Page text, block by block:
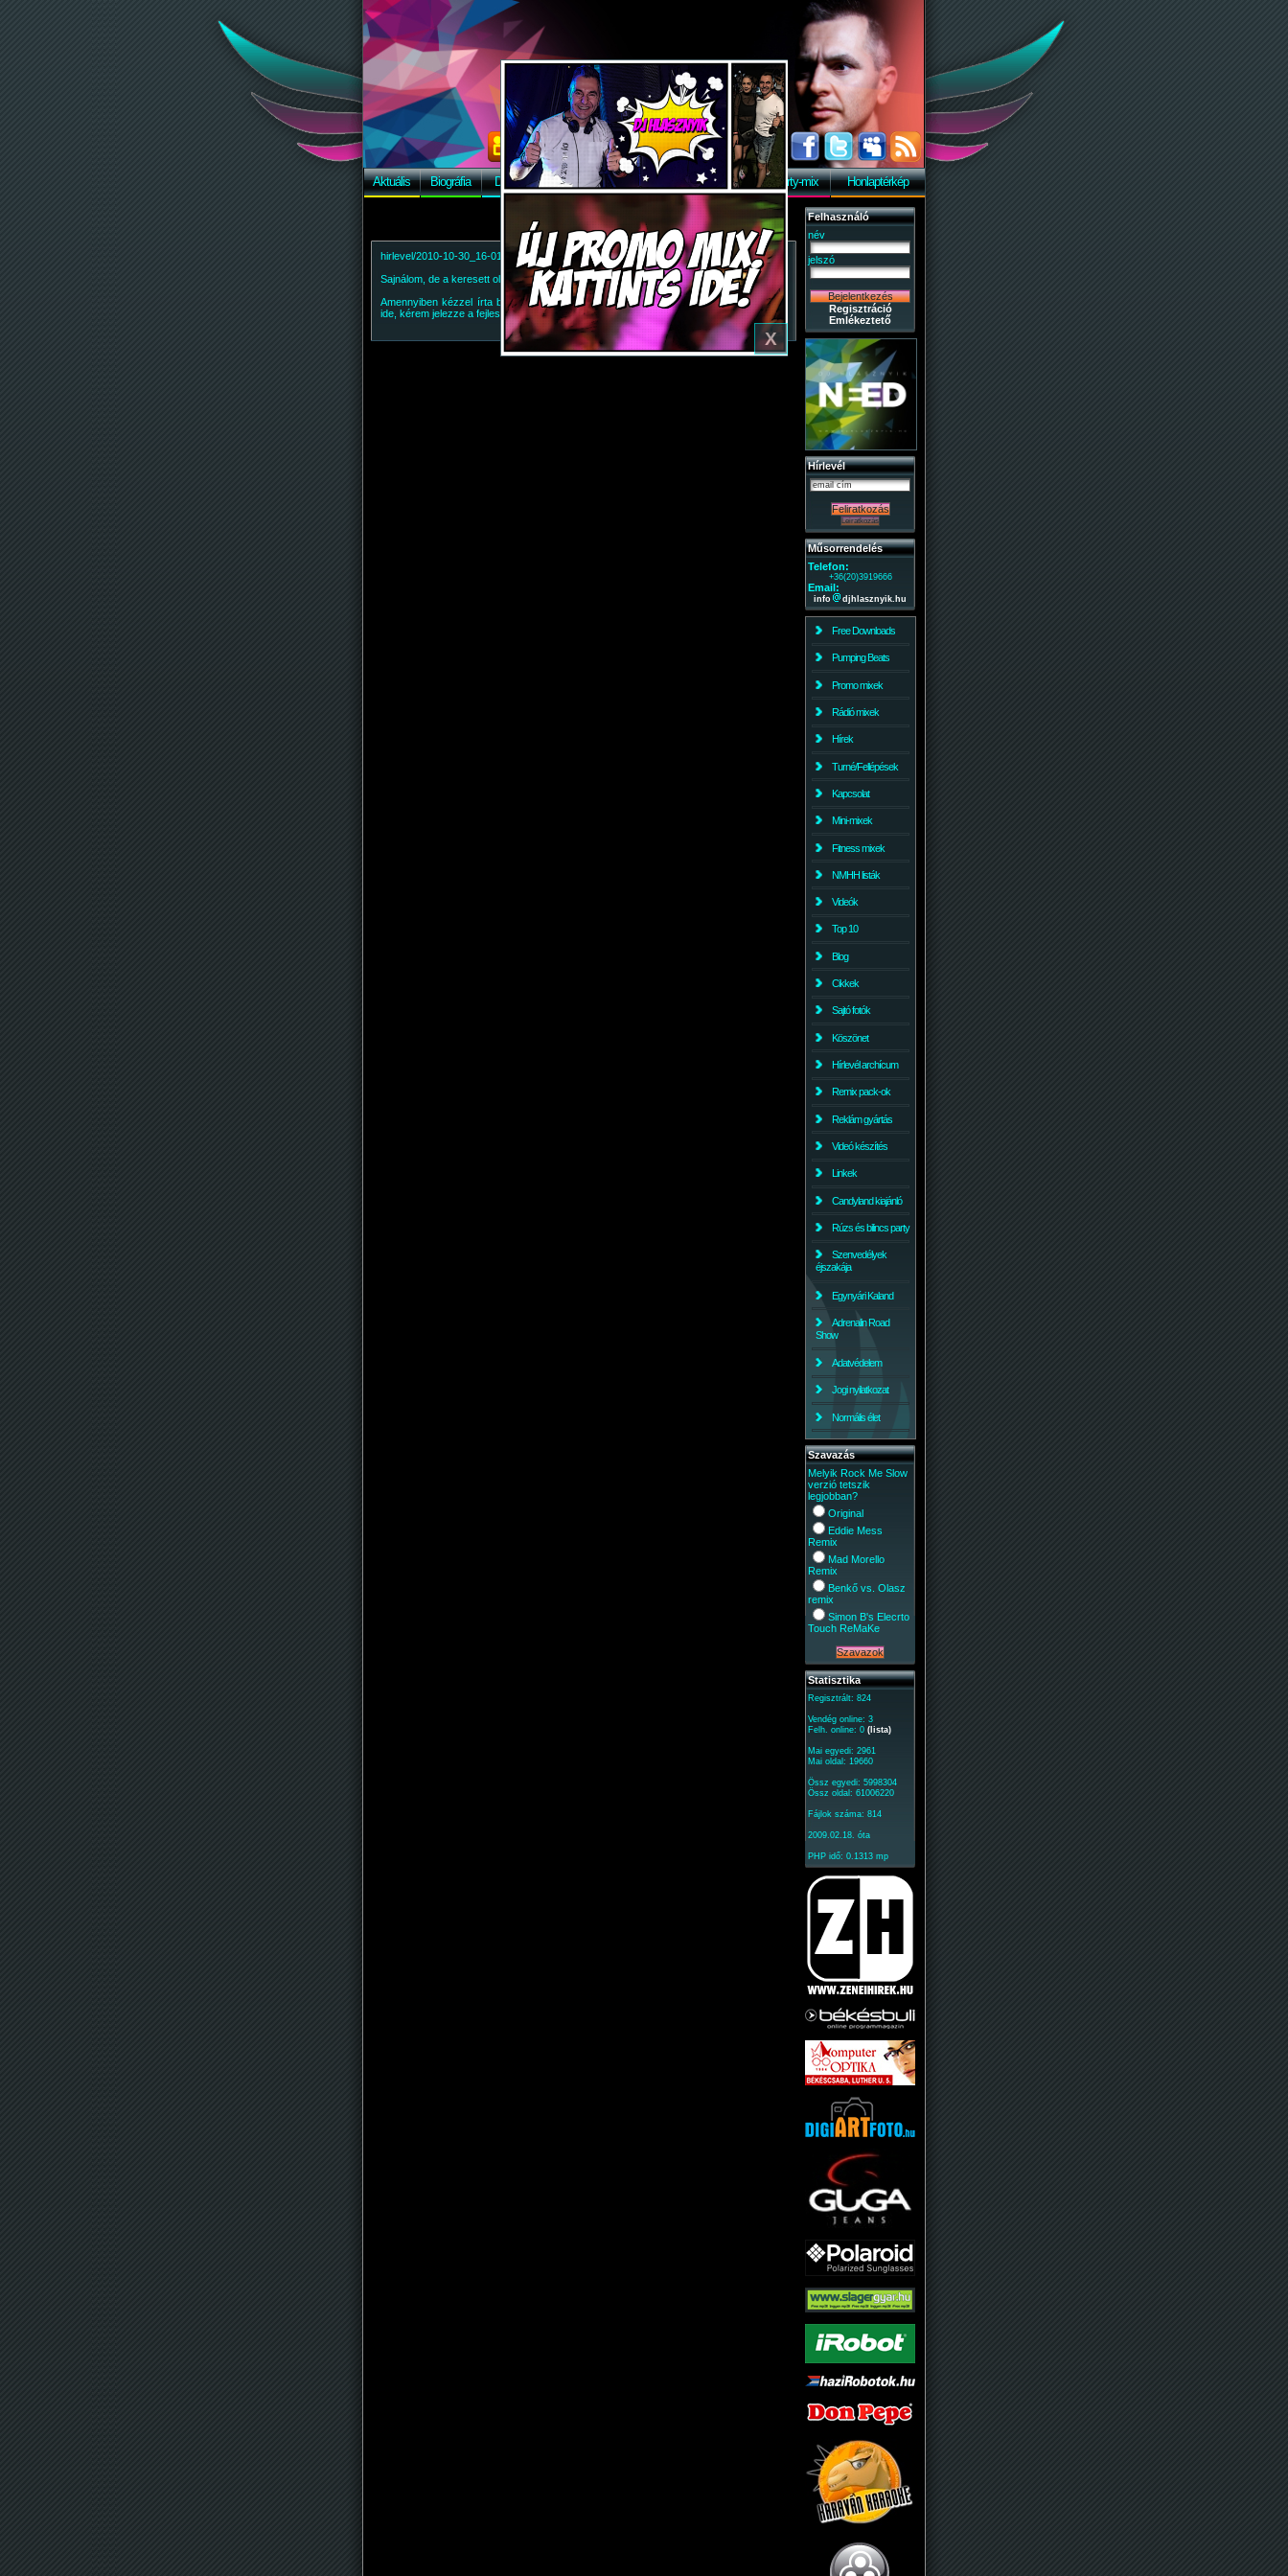
X
Aktuális Biográfia Discográfia Képek Letöltés Vendégkönyv Party-mix Honlaptérkép
hirlevel/2010-10-30_16-01-29.html
Sajnálom, de a keresett oldal nem található a szerveren.
Amennyiben kézzel írta be a címet, kérem ellenőrizze, amennyiben pedig link juttatta
ide, kérem jelezze a fejlesztőnek:
pauger@pauger.hu
Felhasználó
név
jelszó
Regisztráció
Emlékeztető
Hírlevél
Műsorrendelés
Telefon:
+36(20)3919666
Email:
info djhlasznyik.hu
Free Downloads
Pumping Beats
Promo mixek
Rádió mixek
Hírek
Turné/Fellépések
Kapcsolat
Mini-mixek
Fitness mixek
NMHH listák
Videók
Top 10
Blog
Cikkek
Sajtó fotók
Köszönet
Hírlevél archícum
Remix pack-ok
Reklám gyártás
Videó készítés
Linkek
Candyland kiajánló
Rúzs és bilincs party
Szenvedélyek
éjszakája
Egynyári Kaland
Adrenalin Road
Show
Adatvédelem
Jogi nyilatkozat
Normális élet
Szavazás
Melyik Rock Me Slow
verzió tetszik
legjobban?
Original
Eddie Mess
Remix
Mad Morello
Remix
Benkő vs. Olasz
remix
Simon B's Elecrto
Touch ReMaKe
Statisztika
Regisztrált: 824
Vendég online: 3
Felh. online: 0 (lista)
Mai egyedi: 2961
Mai oldal: 19660
Össz egyedi: 5998304
Össz oldal: 61006220
Fájlok száma: 814
2009.02.18. óta
PHP idő: 0.1313 mp